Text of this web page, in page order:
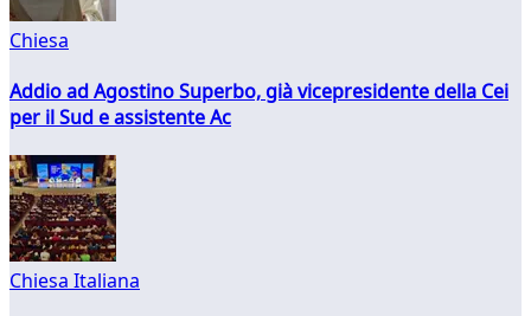
Chiesa
Addio ad Agostino Superbo, già vicepresidente della Cei
per il Sud e assistente Ac
Chiesa Italiana